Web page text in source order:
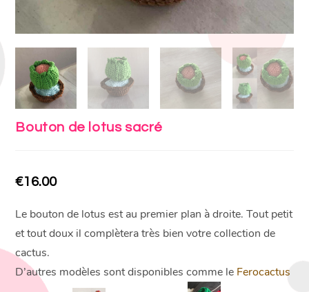
Bouton de lotus sacré
€16.00
Le bouton de lotus est au premier plan à droite. Tout petit
et tout doux il complètera très bien votre collection de
cactus.
D’autres modèles sont disponibles comme le Ferocactus